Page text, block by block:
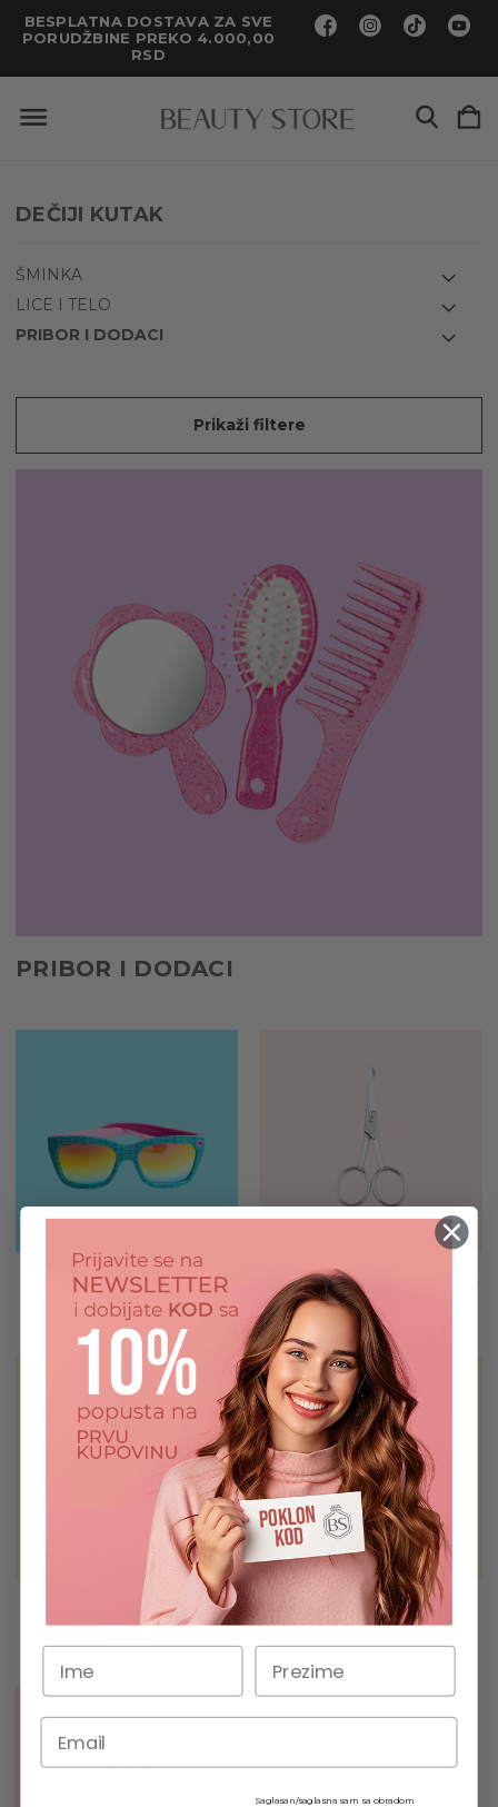
BESPLATNA DOSTAVA ZA SVE
PORUDŽBINE PREKO 4.000,00
RSD
DEČIJI KUTAK
ŠMINKA
LICE I TELO
PRIBOR I DODACI
Prikaži filtere
PRIBOR I DODACI
Aksesoari
Grickalice i makaze za
nokte
Četke i češljevi za
Dečiji neseseri
Saglasan/saglasna sam sa obradom